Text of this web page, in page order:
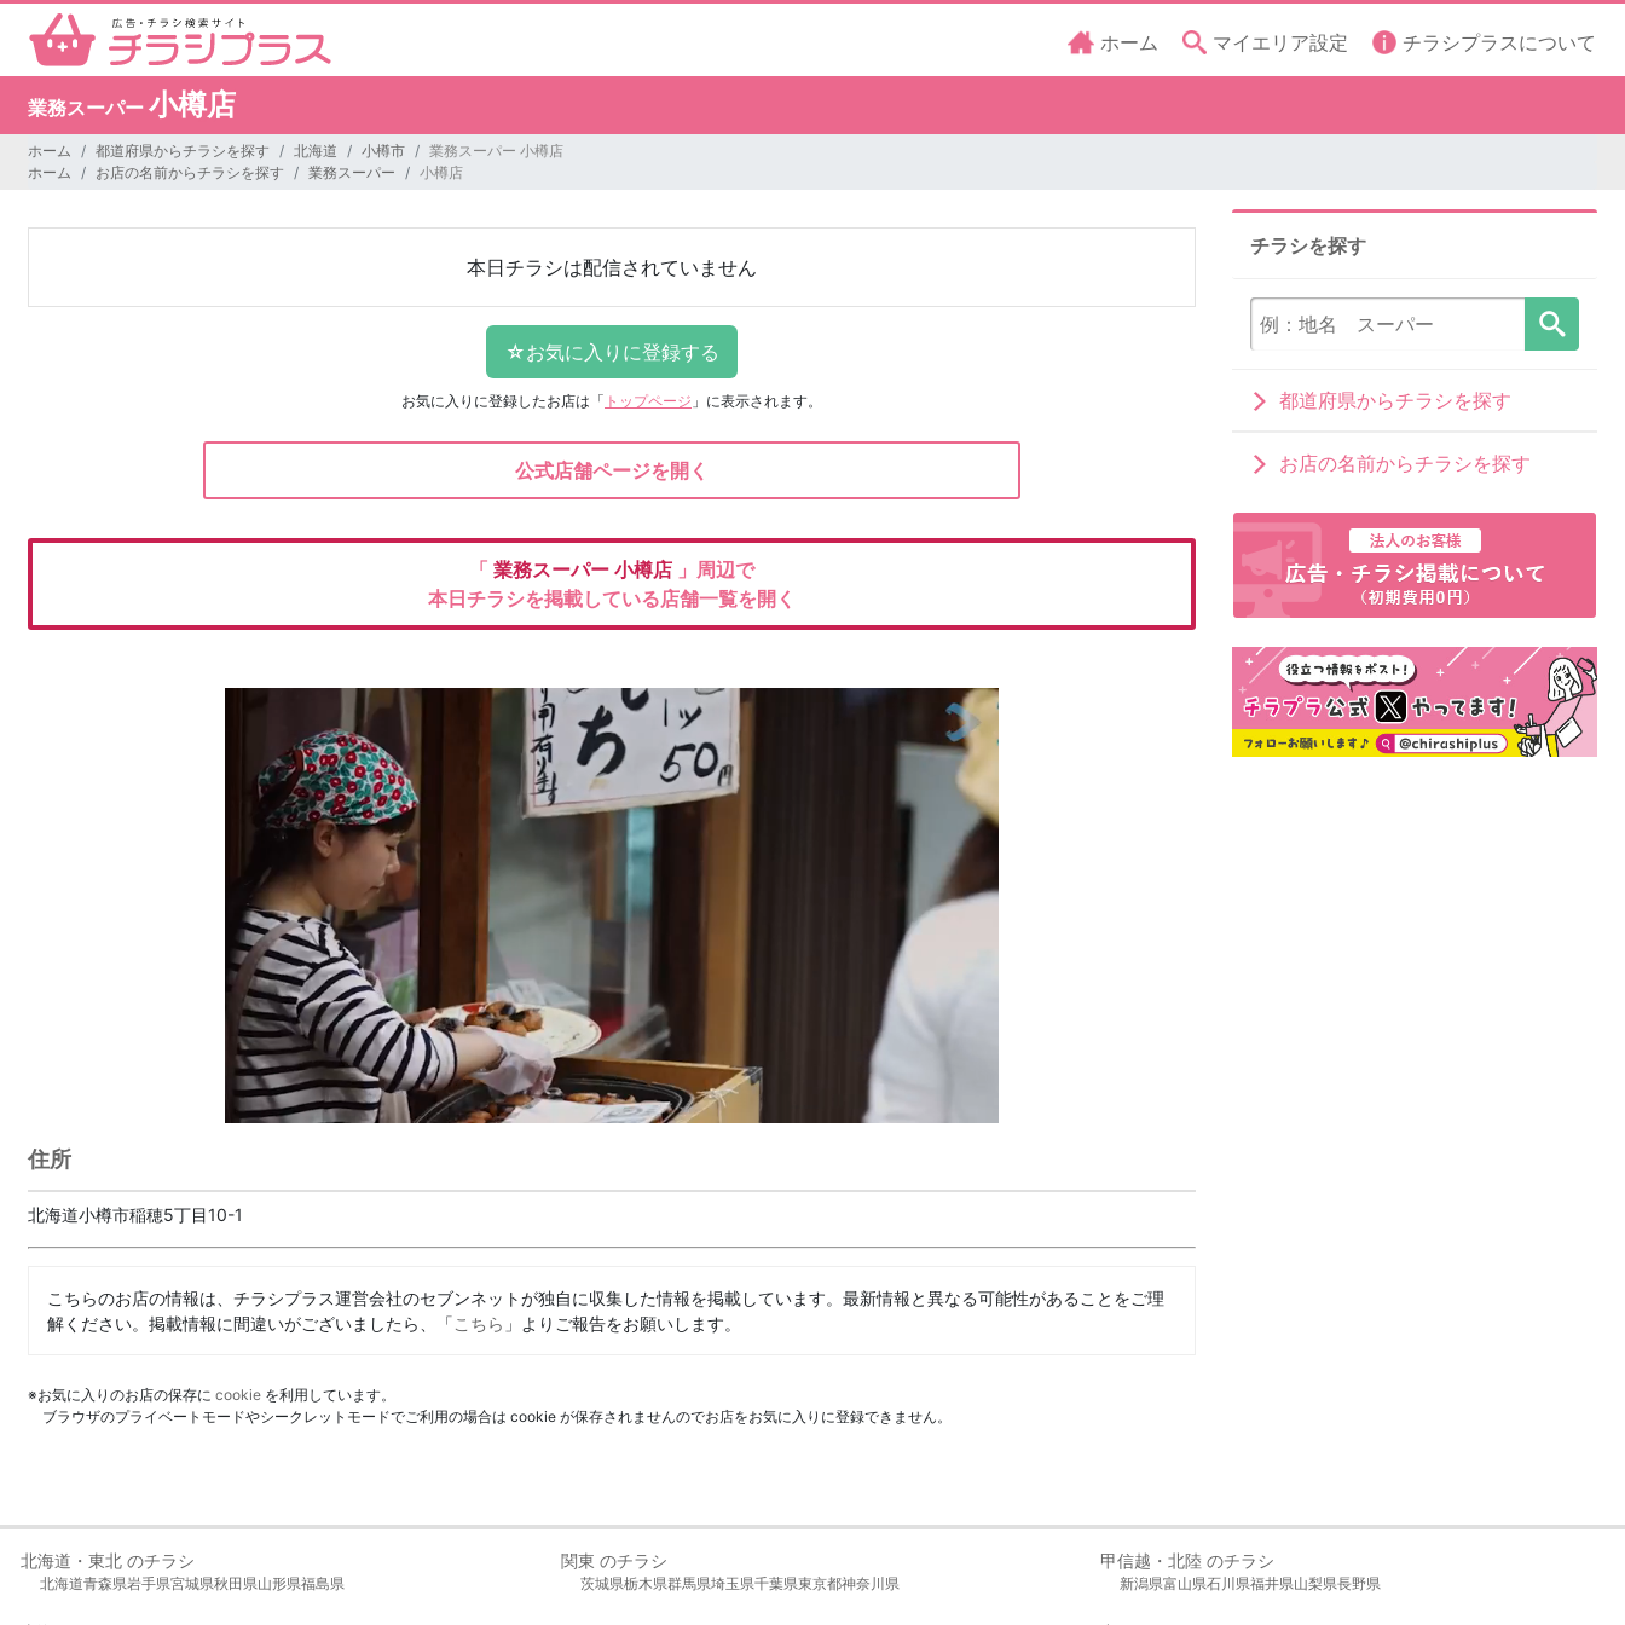
ホーム マイエリア設定 チラシプラスについて
業務スーパー 小樽店
ホーム 都道府県からチラシを探す 北海道 小樽市
業務スーパー 小樽店
ホーム
お店の名前からチラシを探す 業務スーパー 小樽店
本日チラシは配信されていません
お気に入りに登録したお店は 「 トップページ 」に表示されます。
公式店舗ページを開く
「 業務スーパー 小樽店 」周辺で
本日チラシを掲載している店舗一覧を開く
住所
北海道小樽市稲穂5丁目10-1
こちらのお店の情報は、チラシプラス運営会社のセブンネットが独自に収集した情報を掲載しています。最新情報と異なる可能性があることをご理
解ください。掲載情報に間違いがございましたら、「こちら 」よりご報告をお願いします。
※お気に入りのお店の保存に cookie を利用しています。
ブラウザのプライベートモードやシークレットモードでご利用の場合は cookie が保存されませんのでお店をお気に入りに登録できません。
チラシを探す
都道府県からチラシを探す
お店の名前からチラシを探す
北海道・東北 のチラシ
北海道青森県岩手県宮城県秋田県山形県福島県
関東 のチラシ
茨城県栃木県群馬県埼玉県千葉県東京都神奈川県
甲信越・北陸 のチラシ
新潟県富山県石川県福井県山梨県長野県